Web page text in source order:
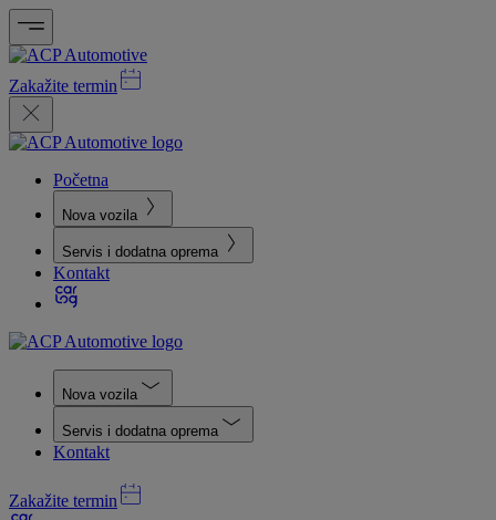
Zakažite termin
Početna
Nova vozila
Servis i dodatna oprema
Kontakt
Nova vozila
Servis i dodatna oprema
Kontakt
Zakažite termin